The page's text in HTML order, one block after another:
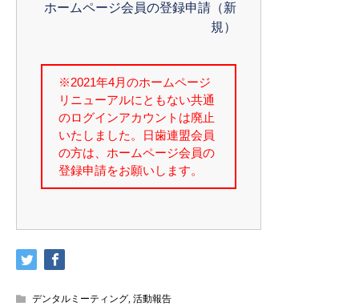
ホームページ会員の登録申請（新
規）
デンタルミーティング, 活動報告